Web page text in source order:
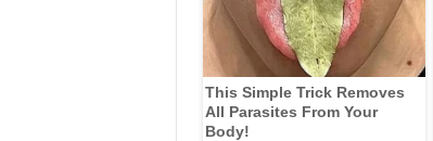
This Simple Trick Removes
All Parasites From Your
Body!